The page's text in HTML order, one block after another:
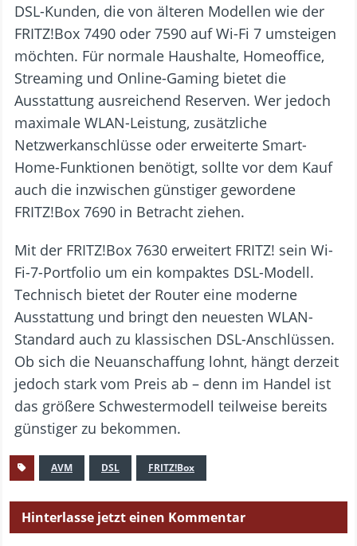
DSL-Kunden, die von älteren Modellen wie der
FRITZ!Box 7490 oder 7590 auf Wi-Fi 7 umsteigen
möchten. Für normale Haushalte, Homeoffice,
Streaming und Online-Gaming bietet die
Ausstattung ausreichend Reserven. Wer jedoch
maximale WLAN-Leistung, zusätzliche
Netzwerkanschlüsse oder erweiterte Smart-
Home-Funktionen benötigt, sollte vor dem Kauf
auch die inzwischen günstiger gewordene
FRITZ!Box 7690 in Betracht ziehen.
Mit der FRITZ!Box 7630 erweitert FRITZ! sein Wi-
Fi-7-Portfolio um ein kompaktes DSL-Modell.
Technisch bietet der Router eine moderne
Ausstattung und bringt den neuesten WLAN-
Standard auch zu klassischen DSL-Anschlüssen.
Ob sich die Neuanschaffung lohnt, hängt derzeit
jedoch stark vom Preis ab – denn im Handel ist
das größere Schwestermodell teilweise bereits
günstiger zu bekommen.
AVM DSL FRITZ!Box
Hinterlasse jetzt einen Kommentar